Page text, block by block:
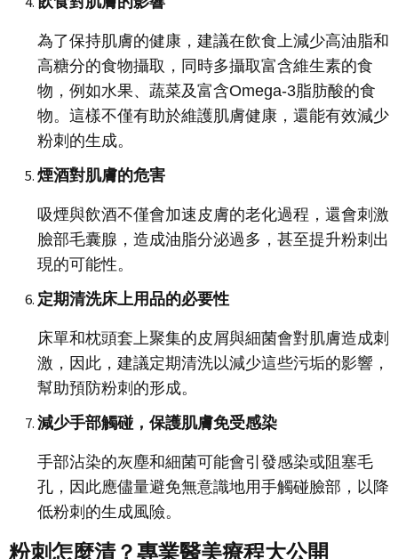
為了保持肌膚的健康，建議在飲食上減少高油脂和
高糖分的食物攝取，同時多攝取富含維生素的食
物，例如水果、蔬菜及富含Omega-3脂肪酸的食
物。這樣不僅有助於維護肌膚健康，還能有效減少
粉刺的生成。
煙酒對肌膚的危害
吸煙與飲酒不僅會加速皮膚的老化過程，還會刺激
臉部毛囊腺，造成油脂分泌過多，甚至提升粉刺出
現的可能性。
定期清洗床上用品的必要性
床單和枕頭套上聚集的皮屑與細菌會對肌膚造成刺
激，因此，建議定期清洗以減少這些污垢的影響，
幫助預防粉刺的形成。
減少手部觸碰，保護肌膚免受感染
手部沾染的灰塵和細菌可能會引發感染或阻塞毛
孔，因此應儘量避免無意識地用手觸碰臉部，以降
低粉刺的生成風險。
粉刺怎麼清？專業醫美療程大公開